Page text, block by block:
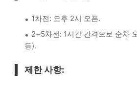
1차전: 오후 2시 오픈.
2~5차전: 1시간 간격으로 순차
등).
제한 사항: